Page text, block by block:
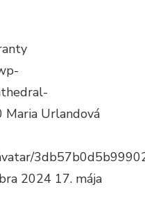
Maria Urlandová
2024 17. mája